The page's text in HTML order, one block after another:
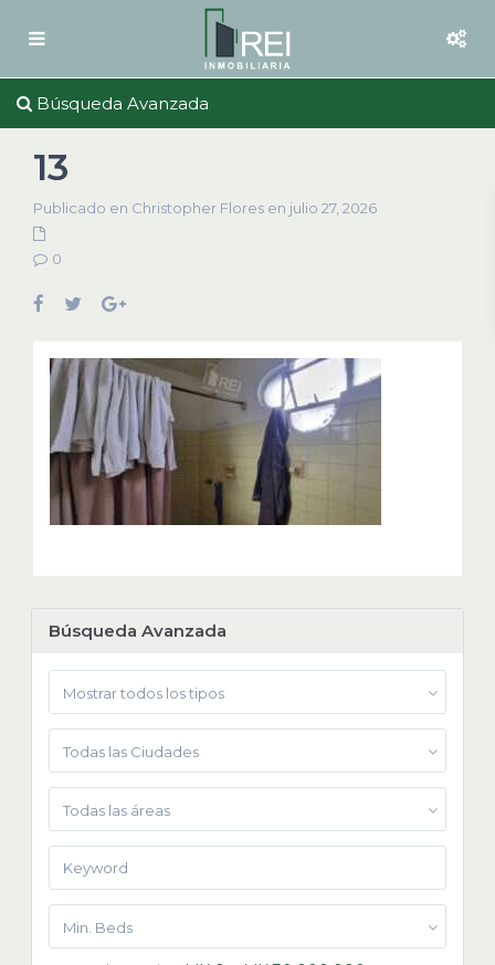
Búsqueda Avanzada
13
Publicado en Christopher Flores en julio 27, 2026
0
Búsqueda Avanzada
Mostrar todos los tipos
Todas las Ciudades
Todas las áreas
Min. Beds